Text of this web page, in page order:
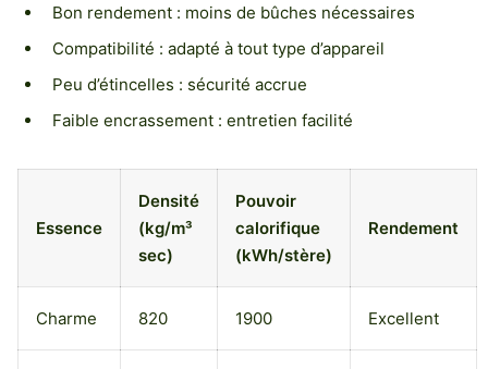
Bon rendement : moins de bûches nécessaires
Compatibilité : adapté à tout type d’appareil
Peu d’étincelles : sécurité accrue
Faible encrassement : entretien facilité
Essence
Densité
(kg/m³
sec)
Pouvoir
calorifique
(kWh/stère)
Rendement
Charme 820 1900 Excellent